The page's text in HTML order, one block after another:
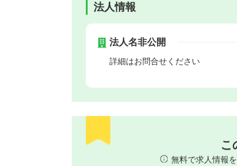
法人情報
法人名非公開
詳細はお問合せください
こ
無料で求人情報